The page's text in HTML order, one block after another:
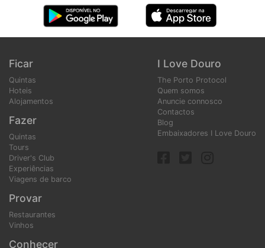
I Love Douro
The Porto Protocol
Quem somos
Anuncie connosco
Contactos
Blog
Embaixadores I Love Douro
Ficar
Quintas
Hoteis
Alojamentos
Fazer
Quintas
Tours
Driver's Club
Experiências
Viagens de barco
Provar
Restaurantes
Vinhos
Conhecer